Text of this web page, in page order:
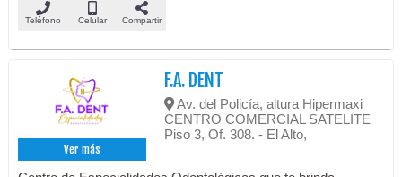
Teléfono Celular Compartir
Ver más
F.A. DENT
Av. del Policía, altura Hipermaxi
CENTRO COMERCIAL SATELITE
Piso 3, Of. 308. - El Alto,